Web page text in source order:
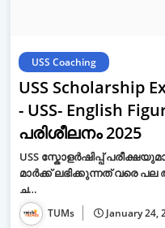
USS Coaching
USS Scholarship
- USS- English
പരിശീലനം 2025
USS സ്കോളർഷിപ്പ്
മാർക്ക് ലഭിക്കുന്നത് വരെ
ച…
TUMs January 24,